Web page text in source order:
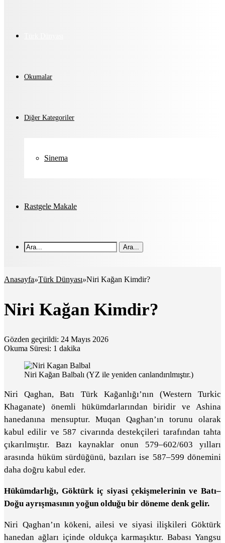
Okumalar
Diğer Kategoriler
Sinema
Rastgele Makale
Ara...
Anasayfa»Türk Dünyası»Niri Kağan Kimdir?
Niri Kağan Kimdir?
Gözden geçirildi: 24 Mayıs 2026
Okuma Süresi: 1 dakika
Niri Kağan Balbalı (YZ ile yeniden canlandırılmıştır.)
Niri Qaghan, Batı Türk Kağanlığı’nın (Western Turkic
Khaganate) önemli hükümdarlarından biridir ve Ashina
hanedanına mensuptur. Muqan Qaghan’ın torunu olarak
kabul edilir ve 587 civarında destekçileri tarafından tahta
çıkarılmıştır. Bazı kaynaklar onun 579–602/603 yılları
arasında hüküm sürdüğünü, bazıları ise 587–599 dönemini
daha doğru kabul eder.
Hükümdarlığı, Göktürk iç siyasi çekişmelerinin ve Batı–
Doğu ayrışmasının yoğun olduğu bir döneme denk gelir.
Niri Qaghan’ın kökeni, ailesi ve siyasi ilişkileri Göktürk
hanedan ağları içinde oldukça karmaşıktır. Babası Yangsu